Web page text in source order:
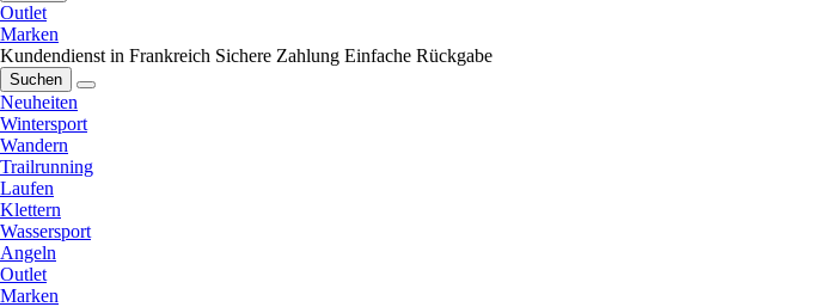
Outlet
Marken
Kundendienst in Frankreich Sichere Zahlung Einfache Rückgabe
Suchen
Neuheiten
Wintersport
Wandern
Trailrunning
Laufen
Klettern
Wassersport
Angeln
Outlet
Marken